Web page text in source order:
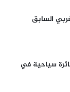
السابق
طائرة سياحية في